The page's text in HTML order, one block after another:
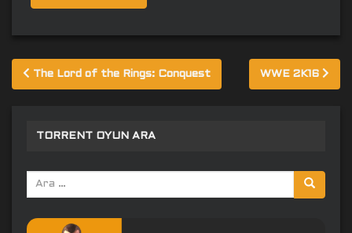
Yazı
gezinmesi
The Lord of the Rings: Conquest WWE 2K16
TORRENT OYUN ARA
Arama
yap: